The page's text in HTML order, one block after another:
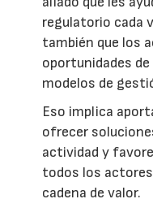
regulatorio cada
también que los
oportunidades
modelos de
Eso implica
ofrecer
actividad y
todos los
cadena de valor.